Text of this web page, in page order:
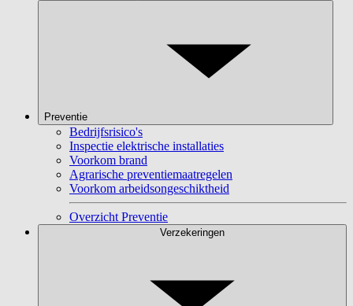
Preventie
Bedrijfsrisico's
Inspectie elektrische installaties
Voorkom brand
Agrarische preventiemaatregelen
Voorkom arbeidsongeschiktheid
Overzicht Preventie
Verzekeringen